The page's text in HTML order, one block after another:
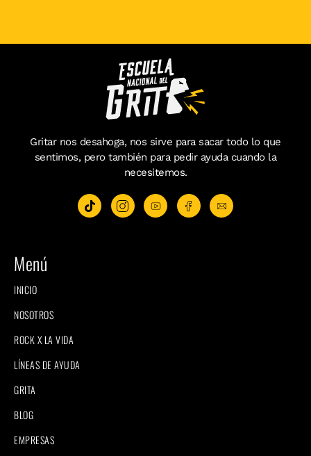
Gritar nos desahoga, nos sirve para sacar todo lo que
sentimos, pero también para pedir ayuda cuando la
necesitemos.
Menú
INICIO
NOSOTROS
ROCK X LA VIDA
LÍNEAS DE AYUDA
GRITA
BLOG
EMPRESAS